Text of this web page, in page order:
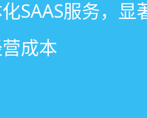
管理需求
SAAS服务，显
成本
法，海量爆款
客流
口碑传播有抓
流量